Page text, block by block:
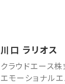
川口 ラリオス
クラウドエース
エモーショナル